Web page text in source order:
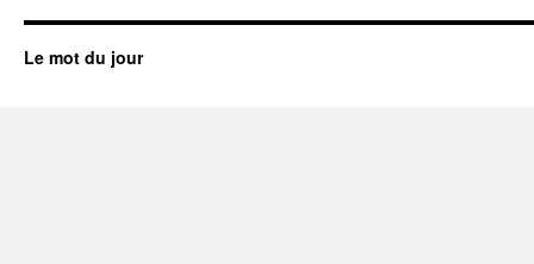
Le mot du jour